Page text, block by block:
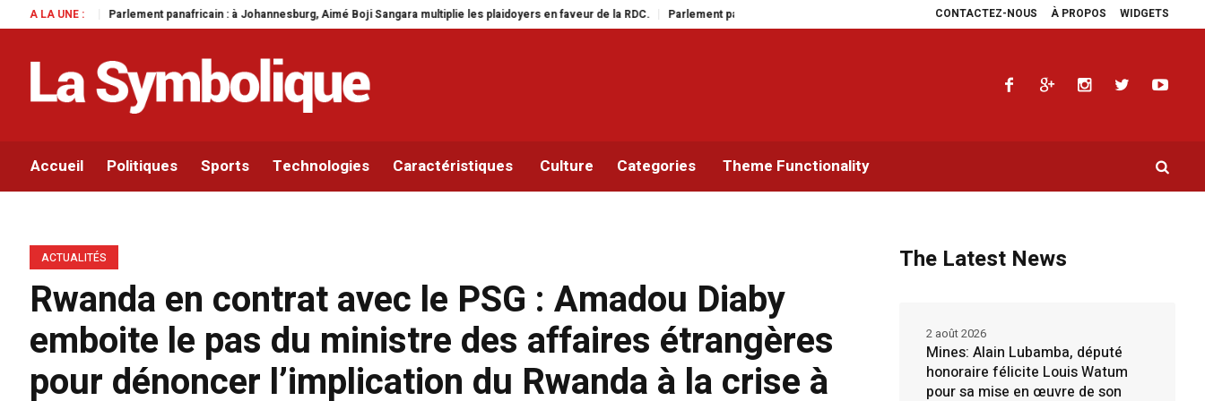
CONTACTEZ-NOUS À PROPOS WIDGETS
A LA UNE :
panafricain : à Johannesburg, Aimé Boji Sangara multiplie les plaidoyers en faveur de la RDC. Parlement panafricain : à Johannesburg, Aimé Boji Sangara porte la voix de la RDC sur la sécurité, le climat, l’énergie et
Accueil Politiques Sports Technologies Caractéristiques Culture Categories Theme Functionality
ACTUALITÉS
Rwanda en contrat avec le PSG : Amadou Diaby
emboite le pas du ministre des affaires étrangères
pour dénoncer l’implication du Rwanda à la crise à
The Latest News
Mines: Alain Lubamba, député
honoraire félicite Louis Watum
pour sa mise en œuvre de son
2 août 2026